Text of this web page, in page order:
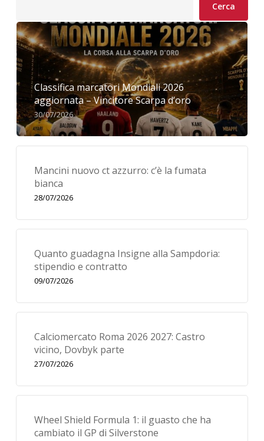
Cerca
Classifica marcatori Mondiali 2026
aggiornata – Vincitore Scarpa d’oro
30/07/2026
Mancini nuovo ct azzurro: c’è la fumata
bianca
28/07/2026
Quanto guadagna Insigne alla Sampdoria:
stipendio e contratto
09/07/2026
Calciomercato Roma 2026 2027: Castro
vicino, Dovbyk parte
27/07/2026
Wheel Shield Formula 1: il guasto che ha
cambiato il GP di Silverstone